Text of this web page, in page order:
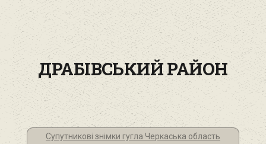
ДРАБІВСЬКИЙ РАЙОН‎
Супутникові знімки гугла Черкаська область